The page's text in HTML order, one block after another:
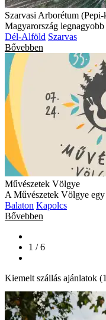
Szarvasi Arborétum (Pepi-
Magyarország
Dél-Alföld Szarvas
Bővebben
Művészetek Völgye
A Művészetek Völgye egy
Balaton Kapolcs
Bővebben
1 / 6
Kiemelt szállás ajánlatok